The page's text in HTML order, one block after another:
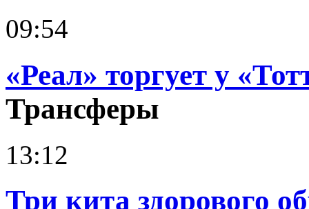
09:54
«Реал» торгует у
Трансферы
13:12
Три кита здорового